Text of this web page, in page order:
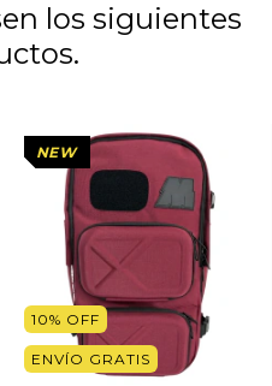
los siguientes
10% OFF
ENVÍO GRATIS
NEW